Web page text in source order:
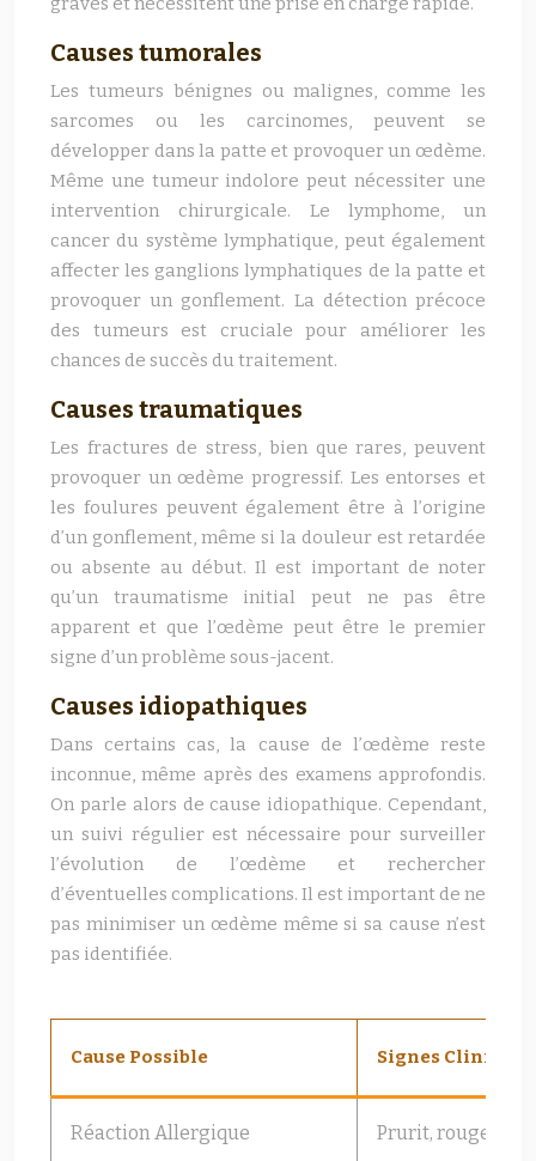
Causes tumorales
Les tumeurs bénignes ou malignes, comme les
sarcomes ou les carcinomes, peuvent se
développer dans la patte et provoquer un œdème.
Même une tumeur indolore peut nécessiter une
intervention chirurgicale. Le lymphome, un
cancer du système lymphatique, peut également
affecter les ganglions lymphatiques de la patte et
provoquer un gonflement. La détection précoce
des tumeurs est cruciale pour améliorer les
chances de succès du traitement.
Causes traumatiques
Les fractures de stress, bien que rares, peuvent
provoquer un œdème progressif. Les entorses et
les foulures peuvent également être à l’origine
d’un gonflement, même si la douleur est retardée
ou absente au début. Il est important de noter
qu’un traumatisme initial peut ne pas être
apparent et que l’œdème peut être le premier
signe d’un problème sous-jacent.
Causes idiopathiques
Dans certains cas, la cause de l’œdème reste
inconnue, même après des examens approfondis.
On parle alors de cause idiopathique. Cependant,
un suivi régulier est nécessaire pour surveiller
l’évolution de l’œdème et rechercher
d’éventuelles complications. Il est important de ne
pas minimiser un œdème même si sa cause n’est
pas identifiée.
Cause Possible Signes
Réaction Allergique Prurit, rougeur,